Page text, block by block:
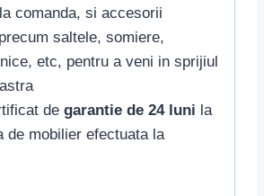
comanda, si accesorii
saltele, somiere,
etc, pentru a veni in sprijiul
de garantie de 24 luni la
de mobilier efectuata la